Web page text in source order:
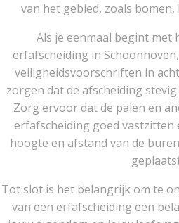
van het gebied, zoals
Als je eenmaal begint met
erfafscheiding in
veiligheidsvoorschriften in
zorgen dat de afscheiding
Zorg ervoor dat de palen en
erfafscheiding goed vastzitten
hoogte en afstand van de
Tot slot is het belangrijk om te
van een erfafscheiding een